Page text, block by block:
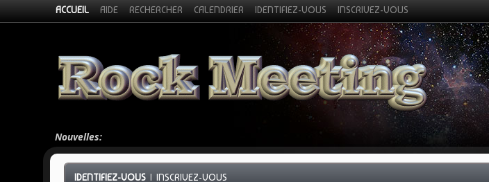
ACCUEIL AIDE RECHERCHER CALENDRIER IDENTIFIEZ-VOUS INSCRIVEZ-VOUS
Nouvelles:
IDENTIFIEZ-VOUS |INSCRIVEZ-VOUS